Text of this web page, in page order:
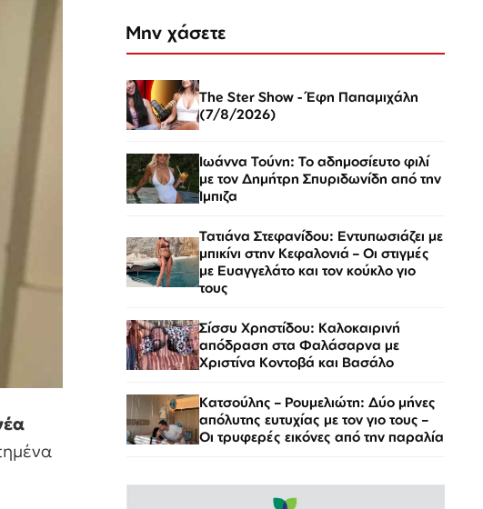
Μην χάσετε
The Ster Show - Έφη Παπαμιχάλη
(7/8/2026)
Ιωάννα Τούνη: Το αδημοσίευτο φιλί
με τον Δημήτρη Σπυριδωνίδη από την
Ίμπιζα
Τατιάνα Στεφανίδου: Εντυπωσιάζει με
μπικίνι στην Κεφαλονιά – Οι στιγμές
με Ευαγγελάτο και τον κούκλο γιο
τους
Σίσσυ Χρηστίδου: Καλοκαιρινή
απόδραση στα Φαλάσαρνα με
Χριστίνα Κοντοβά και Βασάλο
Κατσούλης – Ρουμελιώτη: Δύο μήνες
απόλυτης ευτυχίας με τον γιο τους –
Οι τρυφερές εικόνες από την παραλία